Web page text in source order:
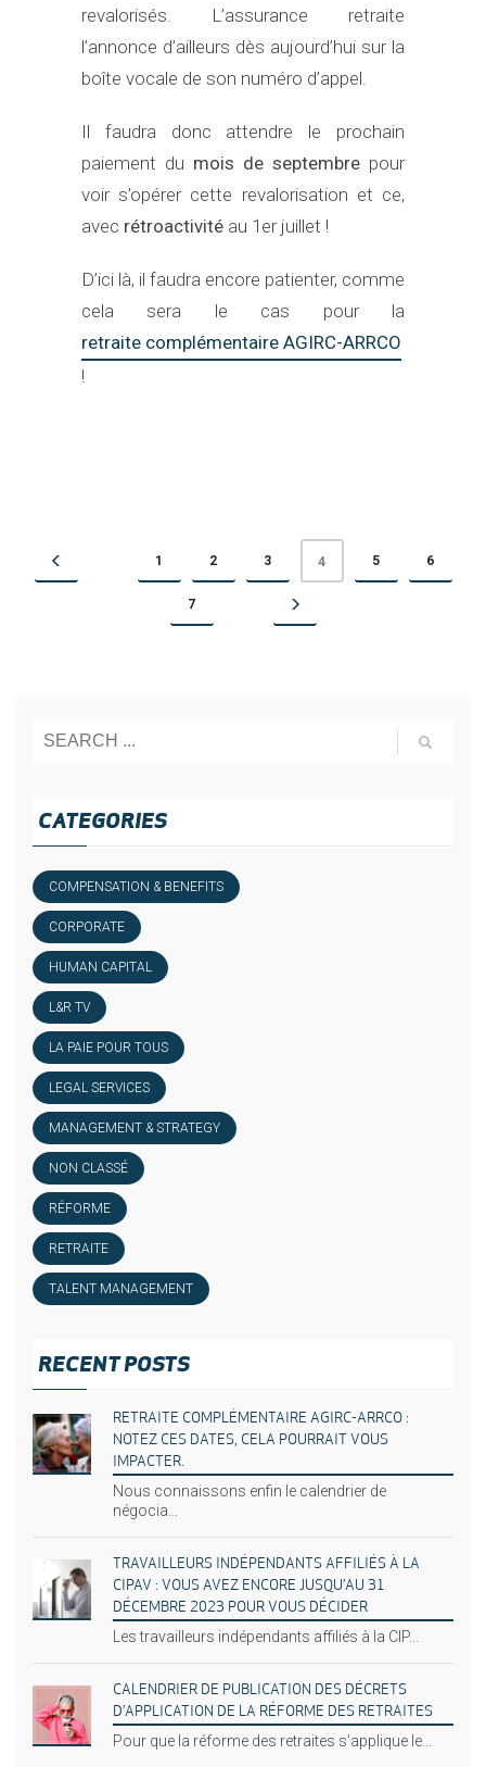
revalorisés. L’assurance retraite
l’annonce d’ailleurs dès aujourd’hui sur la
boîte vocale de son numéro d’appel.
Il faudra donc attendre le prochain
paiement du mois de septembre pour
voir s’opérer cette revalorisation et ce,
avec rétroactivité au 1er juillet !
D’ici là, il faudra encore patienter, comme
cela sera le cas pour la
retraite complémentaire AGIRC-ARRCO
!
1 2 3 4 5 6
7
CATEGORIES
COMPENSATION & BENEFITS
CORPORATE
HUMAN CAPITAL
L&R TV
LA PAIE POUR TOUS
LEGAL SERVICES
MANAGEMENT & STRATEGY
NON CLASSÉ
RÉFORME
RETRAITE
TALENT MANAGEMENT
RECENT POSTS
RETRAITE COMPLÉMENTAIRE AGIRC-ARRCO :
NOTEZ CES DATES, CELA POURRAIT VOUS
IMPACTER.
Nous connaissons enfin le calendrier de
négocia...
TRAVAILLEURS INDÉPENDANTS AFFILIÉS À LA
CIPAV : VOUS AVEZ ENCORE JUSQU’AU 31
DÉCEMBRE 2023 POUR VOUS DÉCIDER
Les travailleurs indépendants affiliés à la CIP...
CALENDRIER DE PUBLICATION DES DÉCRETS
D’APPLICATION DE LA RÉFORME DES RETRAITES
Pour que la réforme des retraites s’applique le...